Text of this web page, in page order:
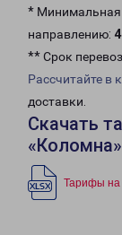
* Минимальная
направлению:
** Срок
Рассчитайте в
доставки.
Скачать
«Коломна»
Тарифы на